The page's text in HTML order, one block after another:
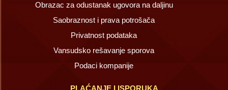
Obrazac za odustanak ugovora na daljinu
Saobraznost i prava potrošača
Privatnost podataka
Vansudsko rešavanje sporova
Podaci kompanije